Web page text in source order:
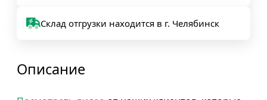
Склад отгрузки находится в г. Челябинск
Описание